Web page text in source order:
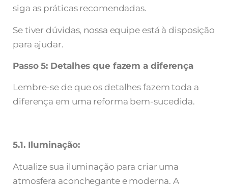
siga as práticas recomendadas.
Se tiver dúvidas, nossa equipe está à disposição
para ajudar.
Passo 5: Detalhes que fazem a diferença
Lembre-se de que os detalhes fazem toda a
diferença em uma reforma bem-sucedida.
5.1. Iluminação:
Atualize sua iluminação para criar uma
atmosfera aconchegante e moderna. A